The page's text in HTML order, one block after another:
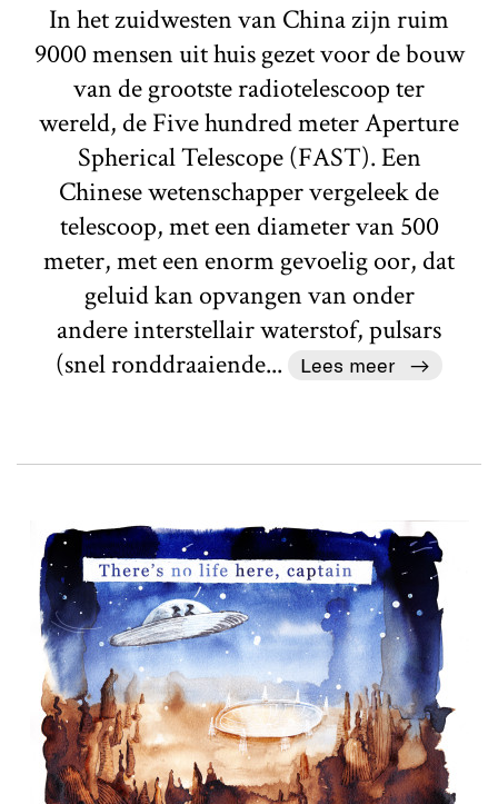
In het zuidwesten van China zijn ruim
9000 mensen uit huis gezet voor de bouw
van de grootste radiotelescoop ter
wereld, de Five hundred meter Aperture
Spherical Telescope (FAST). Een
Chinese wetenschapper vergeleek de
telescoop, met een diameter van 500
meter, met een enorm gevoelig oor, dat
geluid kan opvangen van onder
andere interstellair waterstof, pulsars
(snel ronddraaiende...
Lees meer